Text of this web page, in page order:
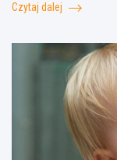
Czytaj dalej